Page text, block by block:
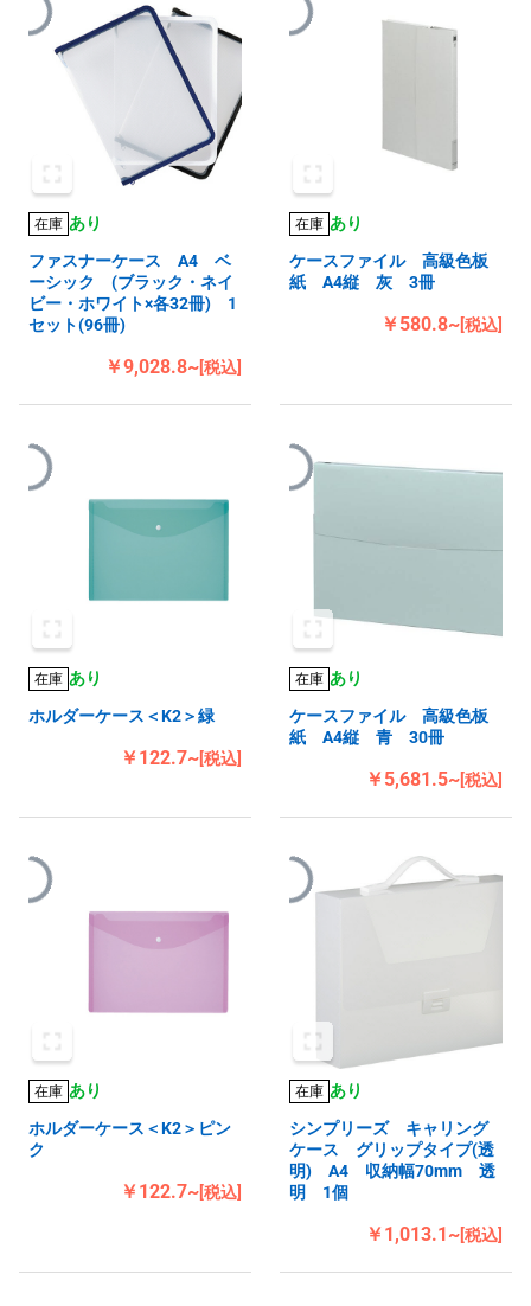
在庫 あり
ファスナーケース A4 ベ
ーシック (ブラック・ネイ
ビー・ホワイト×各32冊) 1
セット(96冊)
￥9,028.8~[税込]
在庫 あり
ケースファイル 高級色板
紙 A4縦 灰 3冊
￥580.8~[税込]
在庫 あり
ホルダーケース＜K2＞緑
￥122.7~[税込]
在庫 あり
ケースファイル 高級色板
紙 A4縦 青 30冊
￥5,681.5~[税込]
在庫 あり
ホルダーケース＜K2＞ピン
ク
￥122.7~[税込]
在庫 あり
シンプリーズ キャリング
ケース グリップタイプ(透
明) A4 収納幅70mm 透
明 1個
￥1,013.1~[税込]